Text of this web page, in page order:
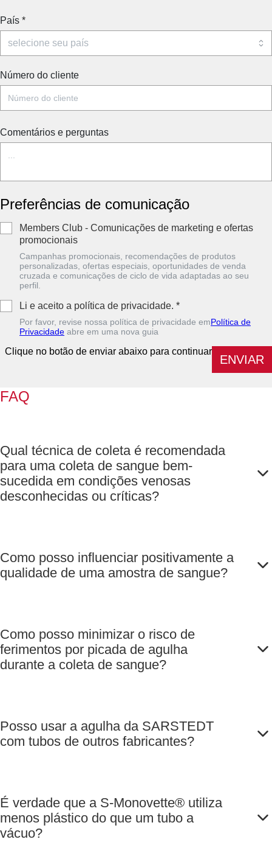
País *
Número do cliente
Comentários e perguntas
Preferências de comunicação
Members Club - Comunicações de marketing e ofertas
promocionais
Campanhas promocionais, recomendações de produtos
personalizadas, ofertas especiais, oportunidades de venda
cruzada e comunicações de ciclo de vida adaptadas ao seu
perfil.
Li e aceito a política de privacidade. *
Por favor, revise nossa política de privacidade emPolítica de
Privacidade abre em uma nova guia
Clique no botão de enviar abaixo para continuar
ENVIAR
FAQ
Qual técnica de coleta é recomendada
para uma coleta de sangue bem-
sucedida em condições venosas
desconhecidas ou críticas?
Como posso influenciar positivamente a
qualidade de uma amostra de sangue?
Como posso minimizar o risco de
ferimentos por picada de agulha
durante a coleta de sangue?
Posso usar a agulha da SARSTEDT
com tubos de outros fabricantes?
É verdade que a S-Monovette® utiliza
menos plástico do que um tubo a
vácuo?